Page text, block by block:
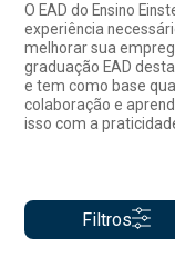
O EAD do Ensino
experiência
melhorar sua
graduação EAD
e tem como base
colaboração e
isso com a
Filtros